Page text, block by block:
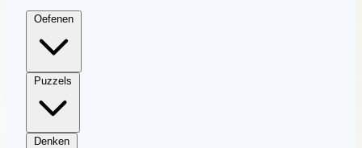
Oefenen
Puzzels
Denken